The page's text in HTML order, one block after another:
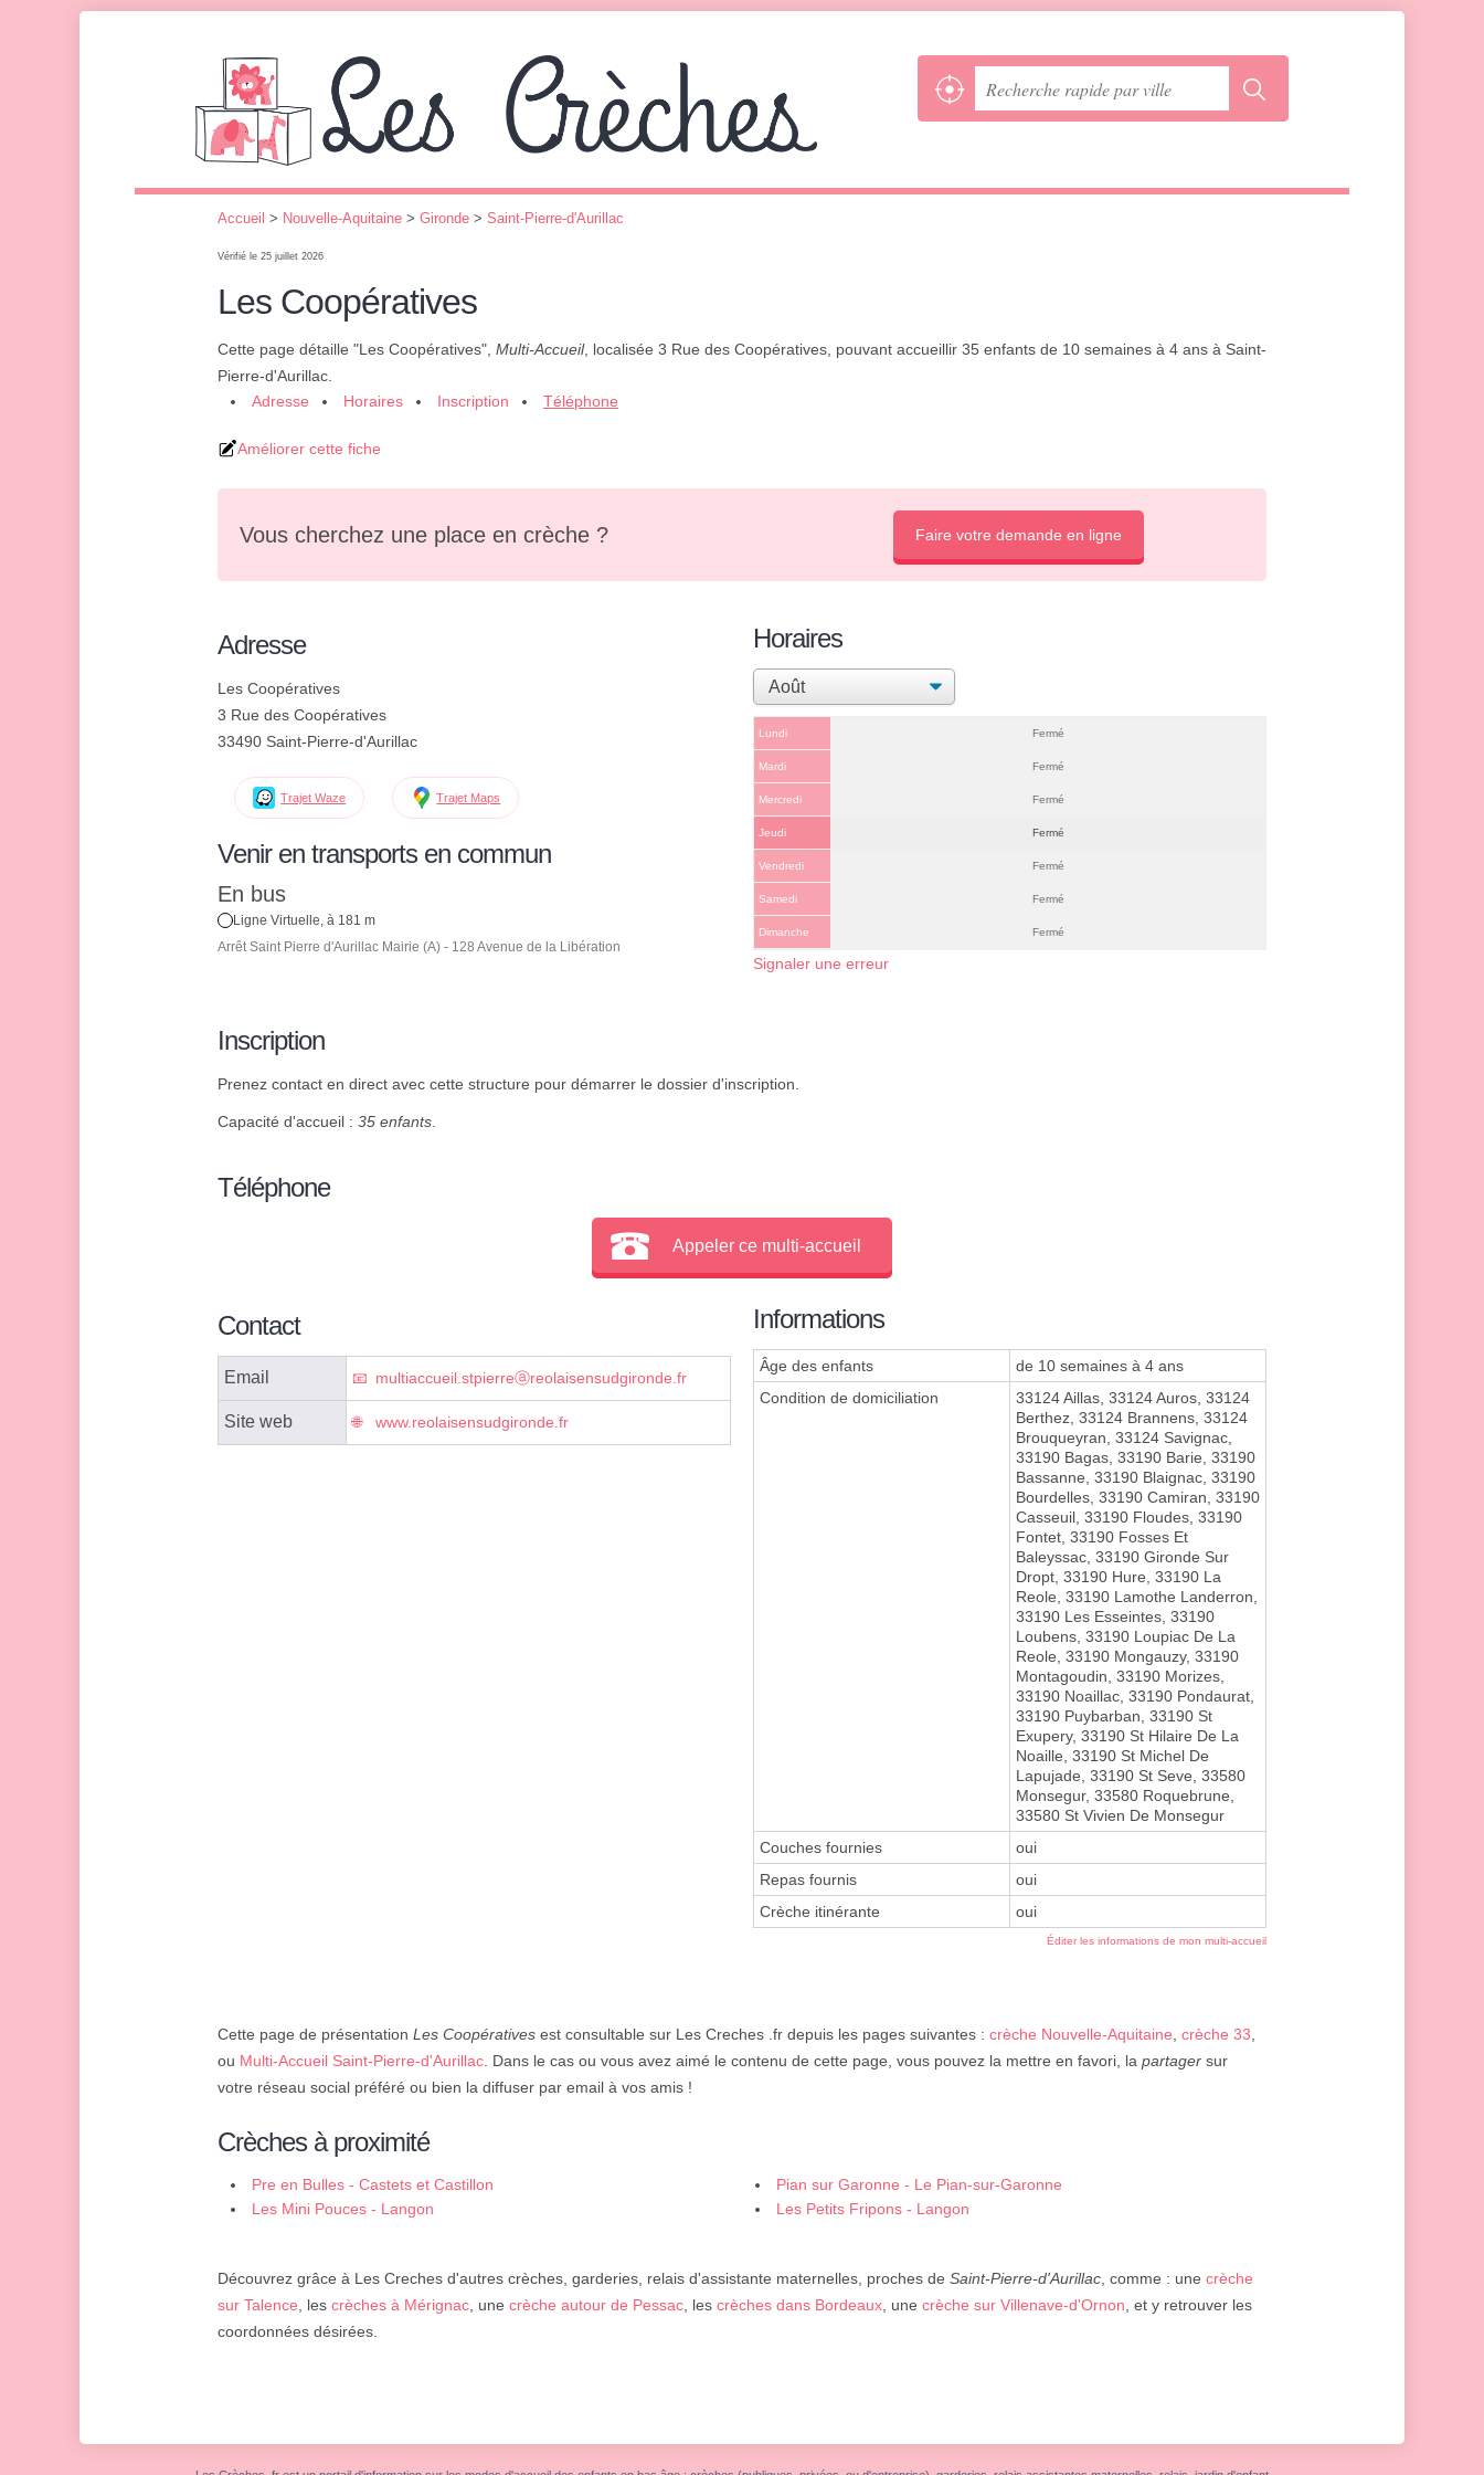
Accueil > Nouvelle-Aquitaine > Gironde > Saint-Pierre-d'Aurillac
Vérifié le 25 juillet 2026
Les Coopératives
Cette page détaille "Les Coopératives", Multi-Accueil, localisée 3 Rue des Coopératives, pouvant accueillir 35 enfants de 10 semaines à 4 ans à Saint-
Pierre-d'Aurillac.
Adresse
Horaires Inscription Téléphone
Améliorer cette fiche
Vous cherchez une place en crèche ? Faire votre demande en ligne
Adresse
Les Coopératives
3 Rue des Coopératives
33490 Saint-Pierre-d'Aurillac
Trajet Waze Trajet Maps
Venir en transports en commun
En bus
Ligne Virtuelle, à 181 m
Arrêt Saint Pierre d'Aurillac Mairie (A) - 128 Avenue de la Libération
Horaires
Lundi Fermé
Mardi Fermé
Mercredi Fermé
Jeudi Fermé
Vendredi Fermé
Samedi Fermé
Dimanche Fermé
Signaler une erreur
Inscription
Prenez contact en direct avec cette structure pour démarrer le dossier d'inscription.
Capacité d'accueil : 35 enfants
Téléphone
Appeler ce multi-accueil
Contact
Email multiaccueil.stpierreⓐreolaisensudgironde.fr
Site web www.reolaisensudgironde.fr
Informations
Âge des enfants
de 10 semaines à 4 ans
Condition de domiciliation
33124 Aillas, 33124 Auros, 33124
Berthez, 33124 Brannens, 33124
Brouqueyran, 33124 Savignac,
33190 Bagas, 33190 Barie, 33190
Bassanne, 33190 Blaignac, 33190
Bourdelles, 33190 Camiran, 33190
Casseuil, 33190 Floudes, 33190
Fontet, 33190 Fosses Et
Baleyssac, 33190 Gironde Sur
Dropt, 33190 Hure, 33190 La
Reole, 33190 Lamothe Landerron,
33190 Les Esseintes, 33190
Loubens, 33190 Loupiac De La
Reole, 33190 Mongauzy, 33190
Montagoudin, 33190 Morizes,
33190 Noaillac, 33190 Pondaurat,
33190 Puybarban, 33190 St
Exupery, 33190 St Hilaire De La
Noaille, 33190 St Michel De
Lapujade, 33190 St Seve, 33580
Monsegur, 33580 Roquebrune,
33580 St Vivien De Monsegur
Couches fournies
oui
Repas fournis
oui
Crèche itinérante
oui
Éditer les informations de mon multi-accueil
Cette page de présentation Les Coopératives est consultable sur Les Creches .fr depuis les pages suivantes : crèche Nouvelle-Aquitaine crèche 33
ou Multi-Accueil Saint-Pierre-d'Aurillac . Dans le cas ou vous avez aimé le contenu de cette page, vous pouvez la mettre en favori, la partager sur
votre réseau social préféré ou bien la diffuser par email à vos amis !
Crèches à proximité
Pre en Bulles - Castets et Castillon
Pian sur Garonne - Le Pian-sur-Garonne
Les Mini Pouces - Langon
Les Petits Fripons - Langon
Découvrez grâce à Les Creches d'autres crèches, garderies, relais d'assistante maternelles, proches de Saint-Pierre-d'Aurillac , comme : une crèche
sur Talence , les crèches à Mérignac , une crèche autour de Pessac , les crèches dans Bordeaux , une crèche sur Villenave-d'Ornon , et y retrouver les
coordonnées désirées.